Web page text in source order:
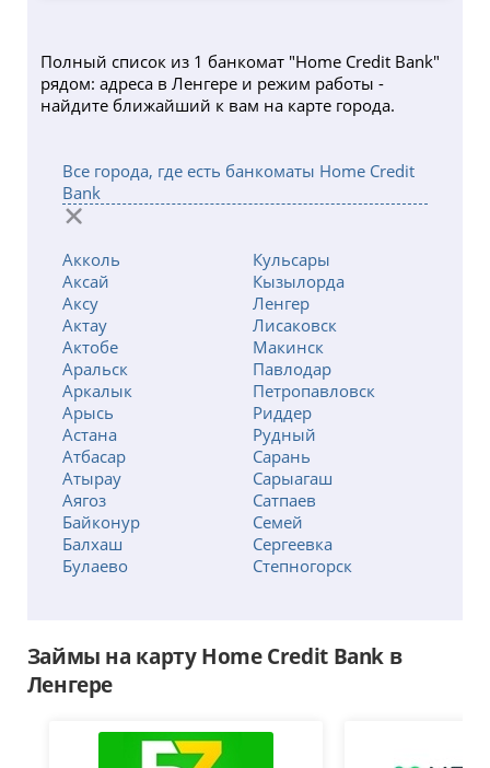
Полный список из 1 банкомат "Home Credit Bank"
рядом: адреса в Ленгере и режим работы -
найдите ближайший к вам на карте города.
Все города, где есть банкоматы Home Credit
Bank
Акколь
Аксай
Аксу
Актау
Актобе
Аральск
Аркалык
Арысь
Астана
Атбасар
Атырау
Аягоз
Байконур
Балхаш
Булаево
Жанатас
Жаркент
Жезказган
Житикара
Кульсары
Кызылорда
Ленгер
Лисаковск
Макинск
Павлодар
Петропавловск
Риддер
Рудный
Сарань
Сарыагаш
Сатпаев
Семей
Сергеевка
Степногорск
Туркестан
Уштобе
Займы на карту Home Credit Bank в
Ленгере